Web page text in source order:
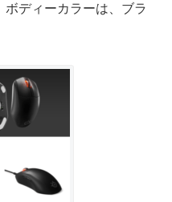
ディーカラーは、ブラ